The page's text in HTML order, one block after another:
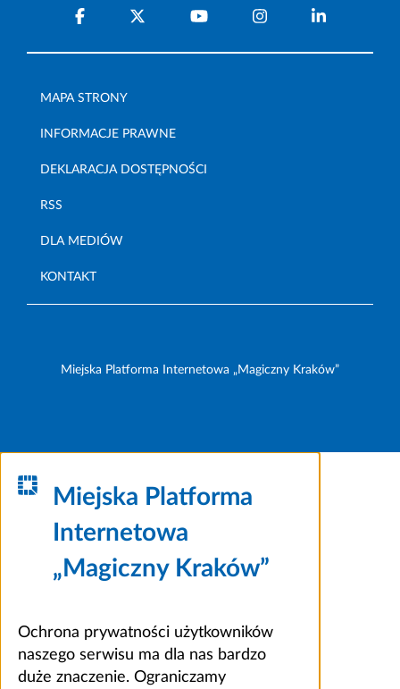
MAPA STRONY
INFORMACJE PRAWNE
DEKLARACJA DOSTĘPNOŚCI
RSS
DLA MEDIÓW
KONTAKT
Miejska Platforma Internetowa „Magiczny Kraków”
Miejska Platforma
Internetowa
„Magiczny Kraków”
Ochrona prywatności użytkowników
naszego serwisu ma dla nas bardzo
duże znaczenie. Ograniczamy